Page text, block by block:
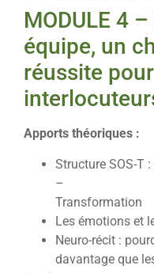
MODULE 4
équipe, un
réussite
Apports théoriques :
Structure SOS-T
–
Transformation
Les émotions et
Neuro-récit :
davantage que